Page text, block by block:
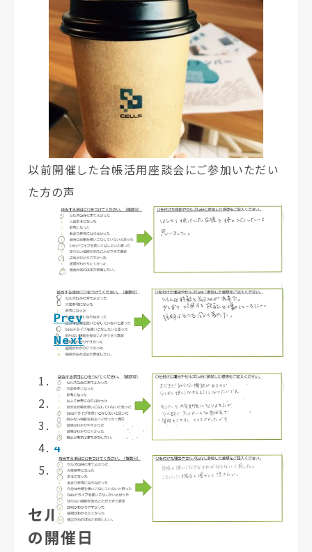
以前開催した台帳活用座談会にご参加いただい
た方の声
Prev
Next
1
2
3
4
5
セルズcafé台帳活用座談会 大阪
の開催日